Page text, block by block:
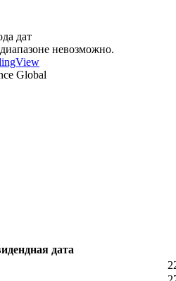
дат
невозможно.
Global
дата